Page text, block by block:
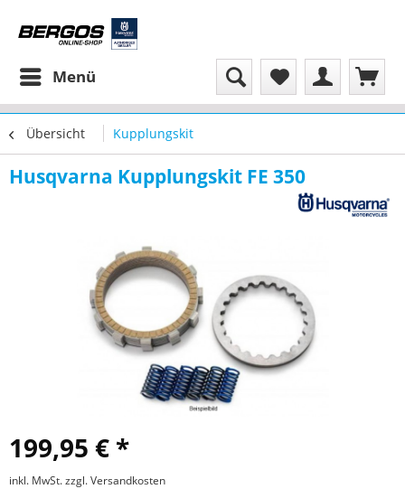
Menü
Übersicht Kupplungskit
Husqvarna Kupplungskit FE 350
199,95 € *
inkl. MwSt.zzgl. Versandkosten